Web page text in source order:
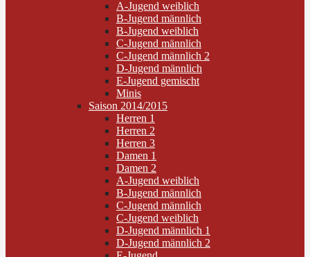
A-Jugend weiblich
B-Jugend männlich
B-Jugend weiblich
C-Jugend männlich
C-Jugend männlich 2
D-Jugend männlich
E-Jugend gemischt
Minis
Saison 2014/2015
Herren 1
Herren 2
Herren 3
Damen 1
Damen 2
A-Jugend weiblich
B-Jugend männlich
C-Jugend männlich
C-Jugend weiblich
D-Jugend männlich 1
D-Jugend männlich 2